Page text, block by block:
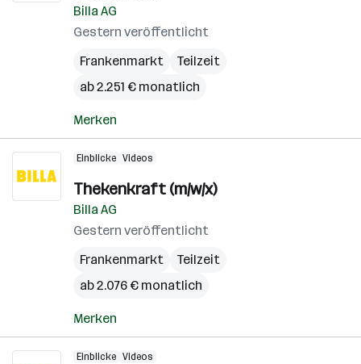
Billa AG
Gestern veröffentlicht
Frankenmarkt
Teilzeit
ab 2.251 € monatlich
Merken
Einblicke Videos
Thekenkraft (m/w/x)
Billa AG
Gestern veröffentlicht
Frankenmarkt
Teilzeit
ab 2.076 € monatlich
Merken
Einblicke Videos